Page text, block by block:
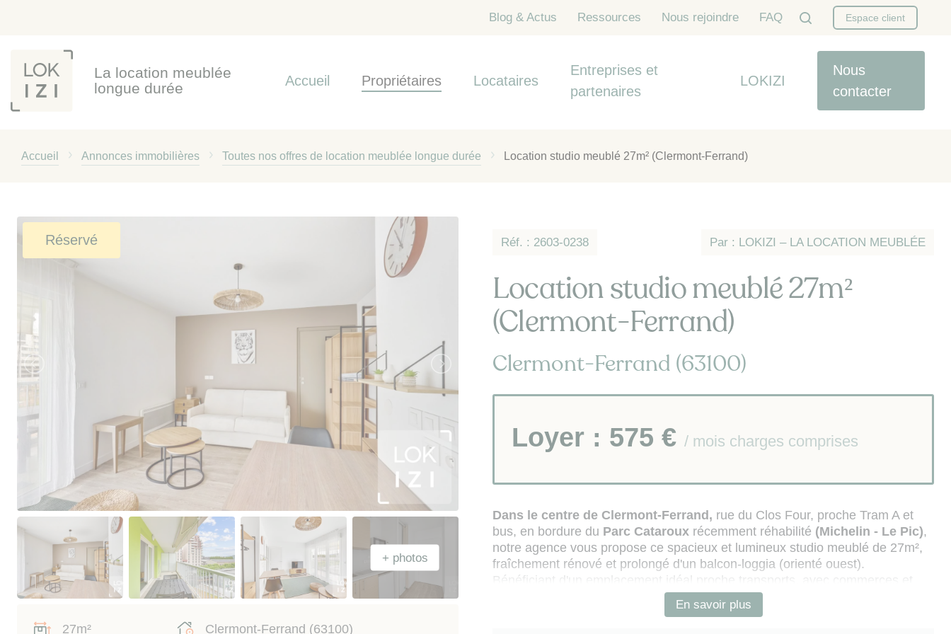
Blog & Actus Ressources Nous rejoindre FAQ Espace client
La location meublée
longue durée
Accueil Propriétaires Locataires
Entreprises et
partenaires
LOKIZI
Nous
contacter
Accueil Annonces immobilières Toutes nos offres de location meublée longue durée Location studio meublé 27m² (Clermont-Ferrand)
Réservé
27m²
Clermont-Ferrand (63100)
Réf. : 2603-0238 Par : LOKIZI – LA LOCATION MEUBLÉE
Location studio meublé 27m²
(Clermont-Ferrand)
Clermont-Ferrand (63100)
Loyer : 575 € / mois charges comprises
Dans le centre de Clermont-Ferrand, rue du Clos Four, proche Tram A et
bus, en bordure du Parc Cataroux récemment réhabilité (Michelin - Le Pic),
notre agence vous propose ce spacieux et lumineux studio meublé de 27m²,
fraîchement rénové et prolongé d'un balcon-loggia (orienté ouest).
Bénéficiant d'un emplacement idéal proche transports, avec commerces et
supermarchés accessibles à pied, le logement, agrémenté d'une place de
parking abritée, est adapté pour un quotidien pratique.
En savoir plus